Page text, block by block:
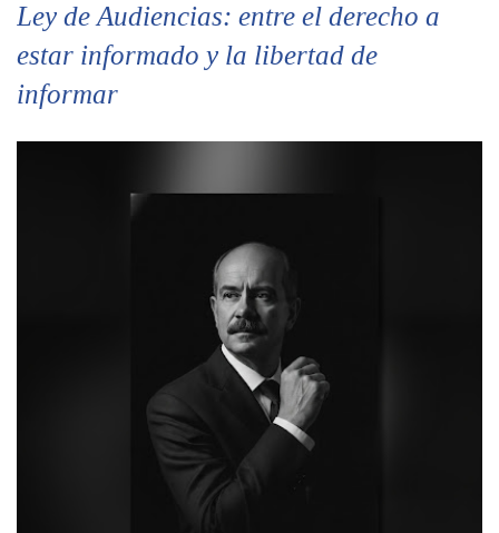
Ley de Audiencias: entre el derecho a
estar informado y la libertad de
informar